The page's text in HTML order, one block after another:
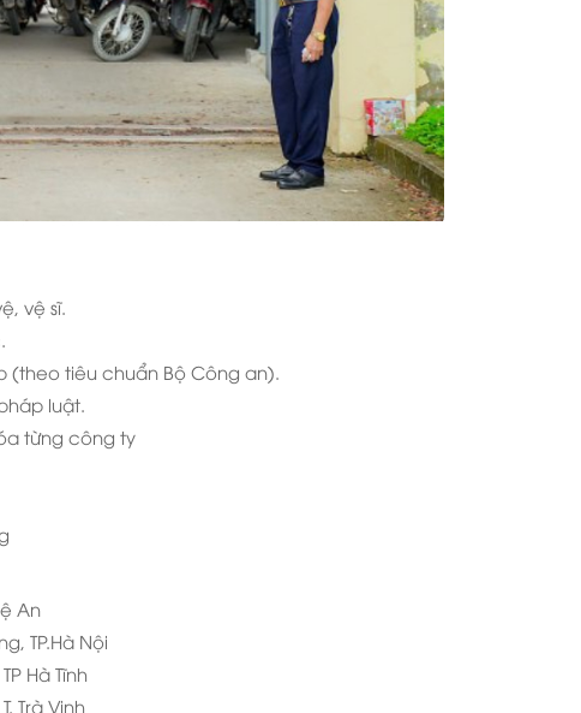
vệ sĩ.
tiêu chuẩn Bộ Công an).
luật.
từng công ty
An
TP.Hà Nội
Hà Tĩnh
Trà Vinh